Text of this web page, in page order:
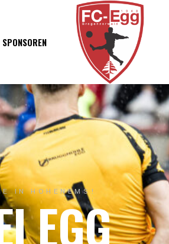
SPONSOREN
IN HOHENEMS!
EGG